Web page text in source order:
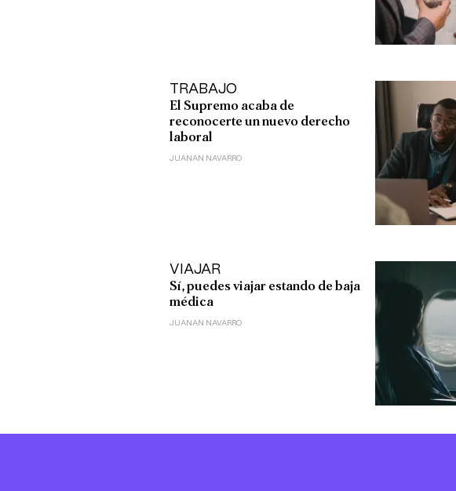
TRABAJO
El Supremo acaba de
reconocerte un nuevo derecho
laboral
JUANAN NAVARRO
VIAJAR
Sí, puedes viajar estando de baja
médica
JUANAN NAVARRO